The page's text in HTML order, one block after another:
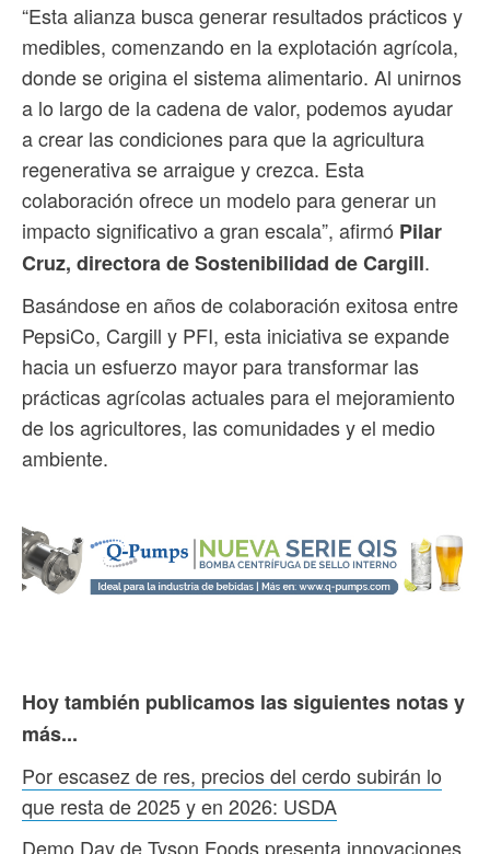
“Esta alianza busca generar resultados prácticos y
medibles, comenzando en la explotación agrícola,
donde se origina el sistema alimentario. Al unirnos
a lo largo de la cadena de valor, podemos ayudar
a crear las condiciones para que la agricultura
regenerativa se arraigue y crezca. Esta
colaboración ofrece un modelo para generar un
impacto significativo a gran escala”, afirmó Pilar
Cruz, directora de Sostenibilidad de Cargill.
Basándose en años de colaboración exitosa entre
PepsiCo, Cargill y PFI, esta iniciativa se expande
hacia un esfuerzo mayor para transformar las
prácticas agrícolas actuales para el mejoramiento
de los agricultores, las comunidades y el medio
ambiente.
Hoy también publicamos las siguientes notas y
más...
Por escasez de res, precios del cerdo subirán lo
que resta de 2025 y en 2026: USDA
Demo Day de Tyson Foods presenta innovaciones